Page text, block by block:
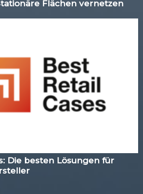
Flächen vernetzen
Die besten Lösungen für